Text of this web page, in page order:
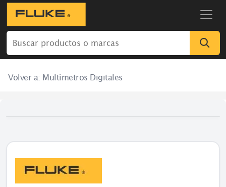
Volver a: Multímetros Digitales